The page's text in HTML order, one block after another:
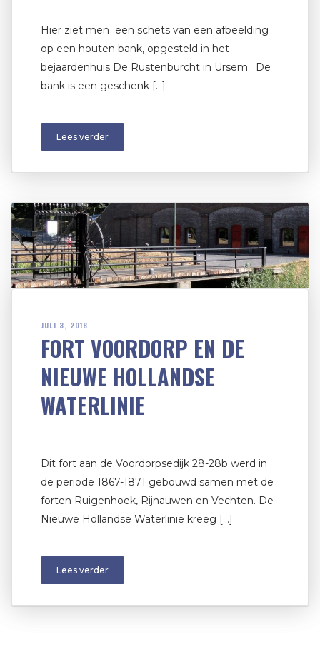
Hier ziet men een schets van een afbeelding
op een houten bank, opgesteld in het
bejaardenhuis De Rustenburcht in Ursem. De
bank is een geschenk […]
Lees verder
JULI 3, 2018
FORT VOORDORP EN DE
NIEUWE HOLLANDSE
WATERLINIE
Dit fort aan de Voordorpsedijk 28-28b werd in
de periode 1867-1871 gebouwd samen met de
forten Ruigenhoek, Rijnauwen en Vechten. De
Nieuwe Hollandse Waterlinie kreeg […]
Lees verder